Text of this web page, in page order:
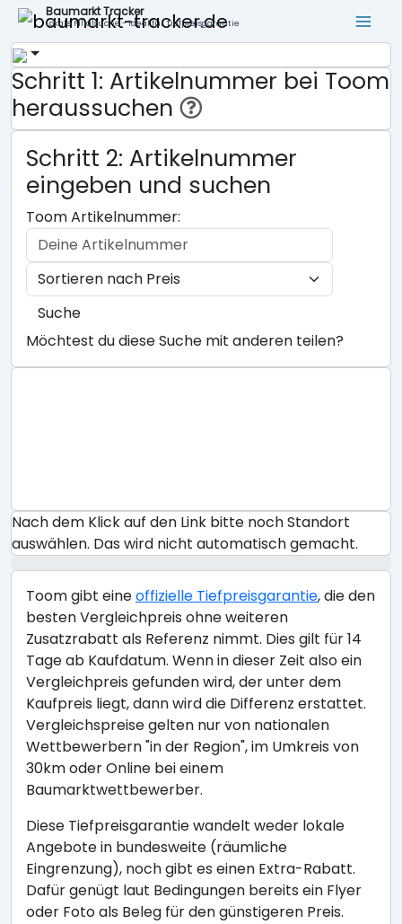
Baumarkt Tracker
Lokale Filialsuche - ideal für Tiefpreisgarantie
Schritt 1: Artikelnummer bei Toom
heraussuchen
Schritt 2: Artikelnummer
eingeben und suchen
Toom Artikelnummer:
Suche
Möchtest du diese Suche mit anderen teilen?
Nach dem Klick auf den Link bitte noch Standort
auswählen. Das wird nicht automatisch gemacht.
Toom gibt eineoffizielle Tiefpreisgarantie, die den
besten Vergleichpreis ohne weiteren
Zusatzrabatt als Referenz nimmt. Dies gilt für 14
Tage ab Kaufdatum. Wenn in dieser Zeit also ein
Vergleichpreis gefunden wird, der unter dem
Kaufpreis liegt, dann wird die Differenz erstattet.
Vergleichspreise gelten nur von nationalen
Wettbewerbern "in der Region", im Umkreis von
30km oder Online bei einem
Baumarktwettbewerber.
Diese Tiefpreisgarantie wandelt weder lokale
Angebote in bundesweite (räumliche
Eingrenzung), noch gibt es einen Extra-Rabatt.
Dafür genügt laut Bedingungen bereits ein Flyer
oder Foto als Beleg für den günstigeren Preis.